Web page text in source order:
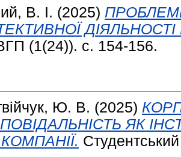
В. І. (2025)
ДІЯЛЬНОСТІ
(1(24)). с. 154-156.
Ю. В. (2025)
ЯК